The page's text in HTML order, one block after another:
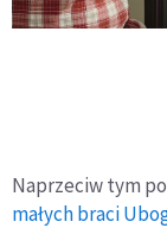
Naprzeciw tym
małych braci